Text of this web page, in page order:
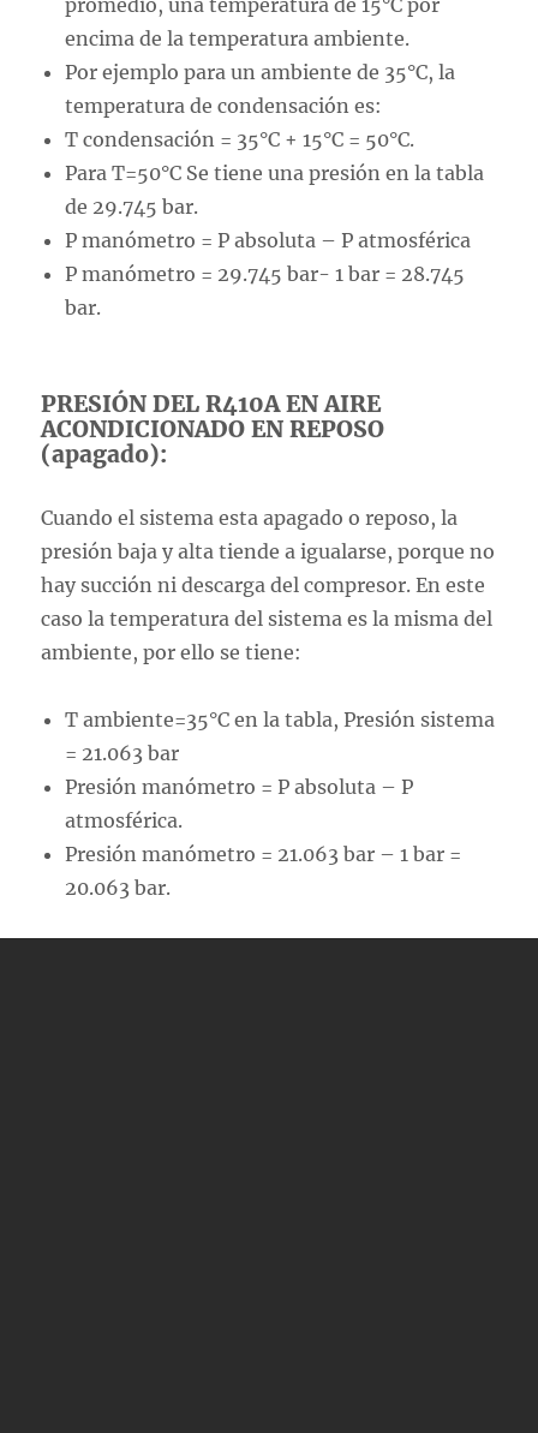
promedio, una temperatura de 15°C por
encima de la temperatura ambiente.
Por ejemplo para un ambiente de 35°C, la
temperatura de condensación es:
T condensación = 35°C + 15°C = 50°C.
Para T=50°C Se tiene una presión en la tabla
de 29.745 bar.
P manómetro = P absoluta – P atmosférica
P manómetro = 29.745 bar- 1 bar = 28.745
bar.
PRESIÓN DEL R410A EN AIRE
ACONDICIONADO EN REPOSO
(apagado):
Cuando el sistema esta apagado o reposo, la
presión baja y alta tiende a igualarse, porque no
hay succión ni descarga del compresor. En este
caso la temperatura del sistema es la misma del
ambiente, por ello se tiene:
T ambiente=35°C en la tabla, Presión sistema
= 21.063 bar
Presión manómetro = P absoluta – P
atmosférica.
Presión manómetro = 21.063 bar – 1 bar =
20.063 bar.